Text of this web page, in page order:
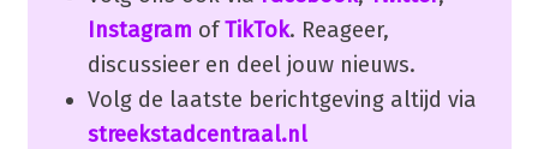
Instagram ofTikTok. Reageer,
discussieer en deel jouw nieuws.
Volg de laatste berichtgeving altijd via
streekstadcentraal.nl